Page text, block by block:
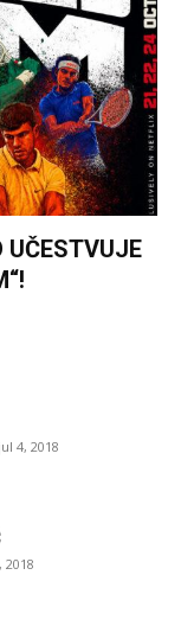
UČESTVUJE
jul 4, 2018
2018